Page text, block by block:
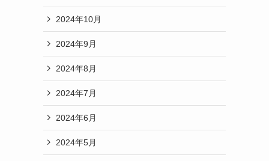
2024年10月
2024年9月
2024年8月
2024年7月
2024年6月
2024年5月